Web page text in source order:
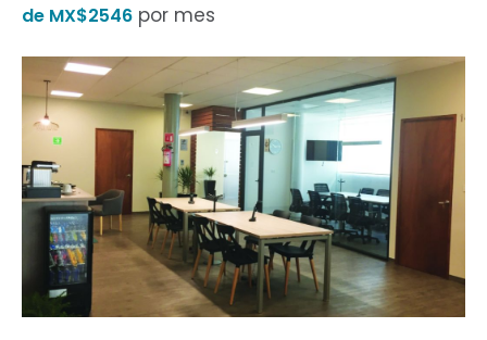
de MX$2546 por mes